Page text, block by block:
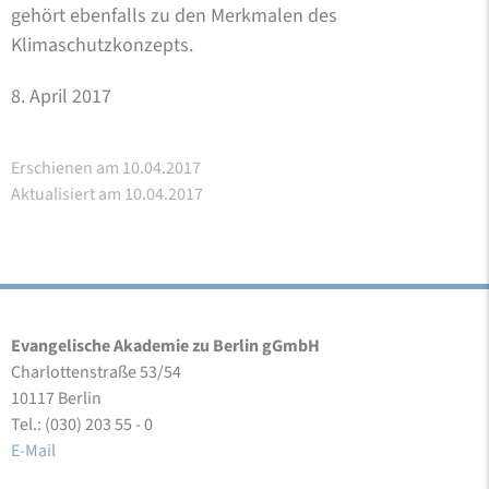
gehört ebenfalls zu den Merkmalen des
Klimaschutzkonzepts.
8. April 2017
Erschienen am 10.04.2017
Aktualisiert am 10.04.2017
Evangelische Akademie zu Berlin gGmbH
Charlottenstraße 53/54
10117 Berlin
Tel.: (030) 203 55 - 0
E-Mail